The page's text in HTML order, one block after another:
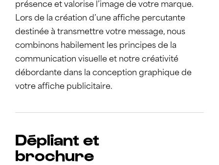
présence et valorise l’image de votre marque.
Lors de la création d’une affiche percutante
destinée à transmettre votre message, nous
combinons habilement les principes de la
communication visuelle et notre créativité
débordante dans la conception graphique de
votre affiche publicitaire.
Dépliant et
brochure